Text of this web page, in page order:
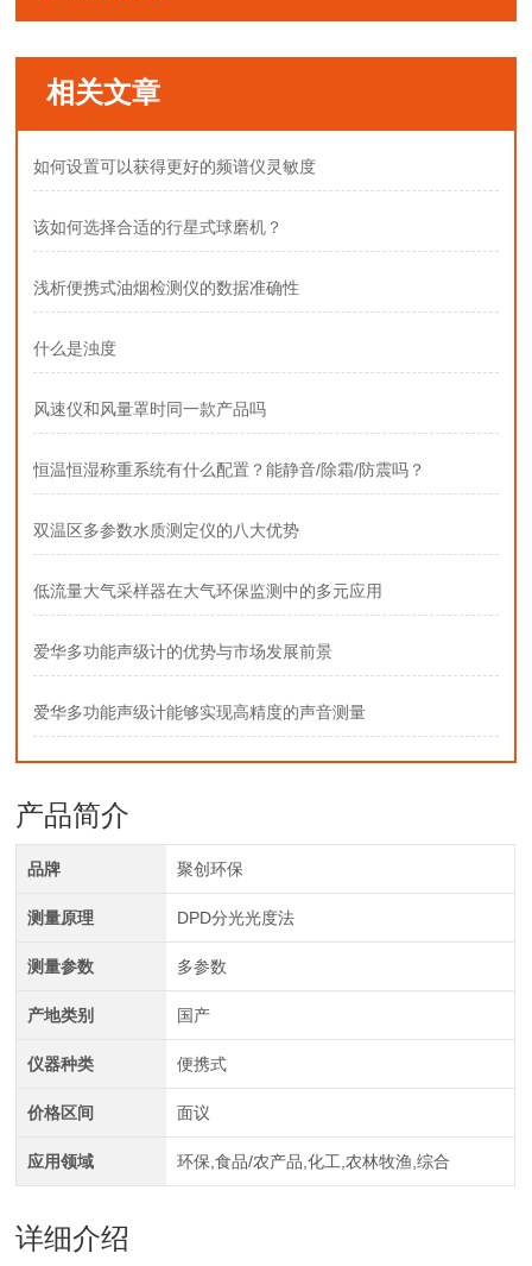
相关文章
如何设置可以获得更好的频谱仪灵敏度
该如何选择合适的行星式球磨机？
浅析便携式油烟检测仪的数据准确性
什么是浊度
风速仪和风量罩时同一款产品吗
恒温恒湿称重系统有什么配置？能静音/除霜/防震吗？
双温区多参数水质测定仪的八大优势
低流量大气采样器在大气环保监测中的多元应用
爱华多功能声级计的优势与市场发展前景
爱华多功能声级计能够实现高精度的声音测量
产品简介
品牌 聚创环保
测量原理 DPD分光光度法
测量参数 多参数
产地类别 国产
仪器种类 便携式
价格区间 面议
应用领域 环保,食品/农产品,化工,农林牧渔,综合
详细介绍